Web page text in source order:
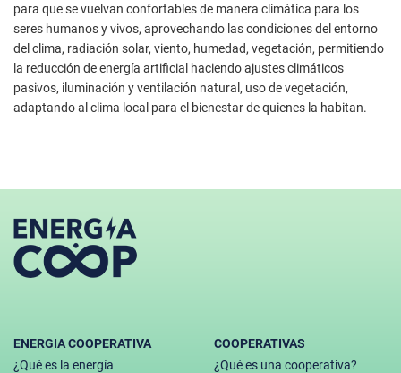
para que se vuelvan confortables de manera climática para los
seres humanos y vivos, aprovechando las condiciones del entorno
del clima, radiación solar, viento, humedad, vegetación, permitiendo
la reducción de energía artificial haciendo ajustes climáticos
pasivos, iluminación y ventilación natural, uso de vegetación,
adaptando al clima local para el bienestar de quienes la habitan.
ENERGIA COOPERATIVA
¿Qué es la energía
COOPERATIVAS
¿Qué es una cooperativa?